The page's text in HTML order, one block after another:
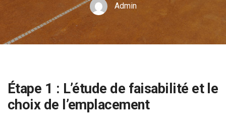
Admin
Étape 1 : L’étude de faisabilité et le
choix de l’emplacement